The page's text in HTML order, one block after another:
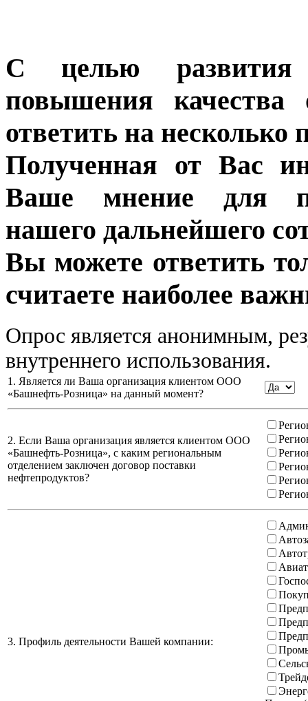
С целью развития
повышения качества
ответить на несколько
Полученная от Вас
Ваше мнение для
нашего дальнейшего
Вы можете ответить
считаете наиболее
Опрос является анонимным,
внутреннего использования.
1. Является ли Ваша организация клиентом ООО
«Башнефть-Розница» на данный момент?
2. Если Ваша организация является клиентом ООО
«Башнефть-Розница», с каким региональным
отделением заключен договор поставки
нефтепродуктов?
3. Профиль деятельности Вашей компании: